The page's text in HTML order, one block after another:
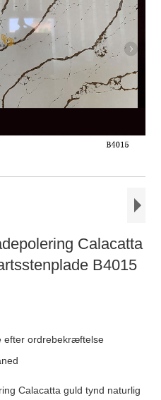
Calacatta
B4015
efter ordrebekræftelse
Calacatta guld tynd naturlig